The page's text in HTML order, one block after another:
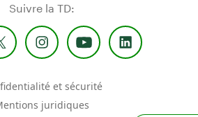
Suivre la TD:
et sécurité
juridiques